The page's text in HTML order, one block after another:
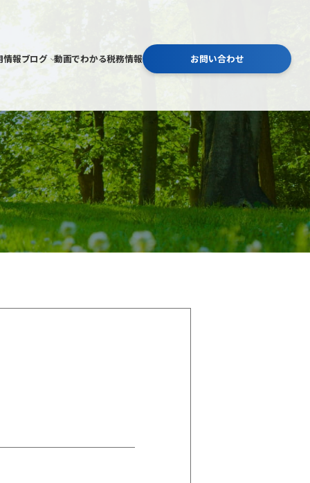
情報ブログ 動画でわかる税務情報 お問い合わせ